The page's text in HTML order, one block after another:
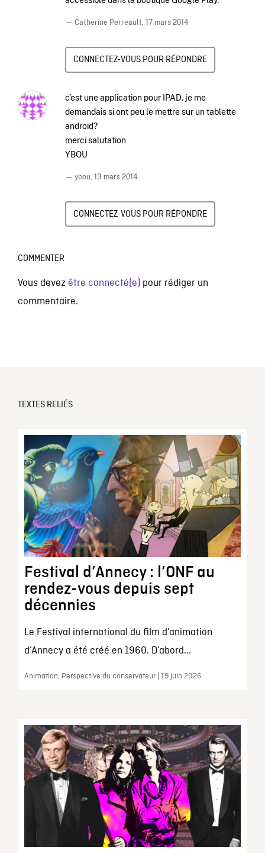
— Catherine Perreault, 17 mars 2014
CONNECTEZ-VOUS POUR RÉPONDRE
c’est une application pour IPAD. je me
demandais si ont peu le mettre sur un tablette
android?
merci salutation
YBOU
— ybou, 13 mars 2014
CONNECTEZ-VOUS POUR RÉPONDRE
COMMENTER
Vous devez être connecté(e) pour rédiger un
commentaire.
TEXTES RELIÉS
Festival d’Annecy : l’ONF au
rendez-vous depuis sept
décennies
Le Festival international du film d’animation
d’Annecy a été créé en 1960. D’abord...
Animation, Perspective du conservateur | 19 juin 2026